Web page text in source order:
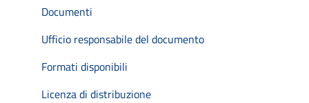
Documenti
Ufficio responsabile del documento
Formati disponibili
Licenza di distribuzione